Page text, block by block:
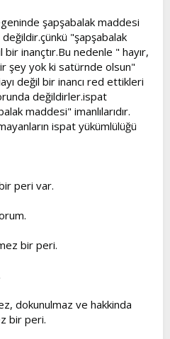
şapşabalak maddesi
"şapşabalak
inançtır.Bu nedenle " hayır,
şey yok ki satürnde olsun"
değil bir inancı red ettikleri
değildirler.ispat
maddesi" imanlılarıdır.
ispat yükümlülüğü
peri var.
bir peri.
dokunulmaz ve hakkinda
bir peri.